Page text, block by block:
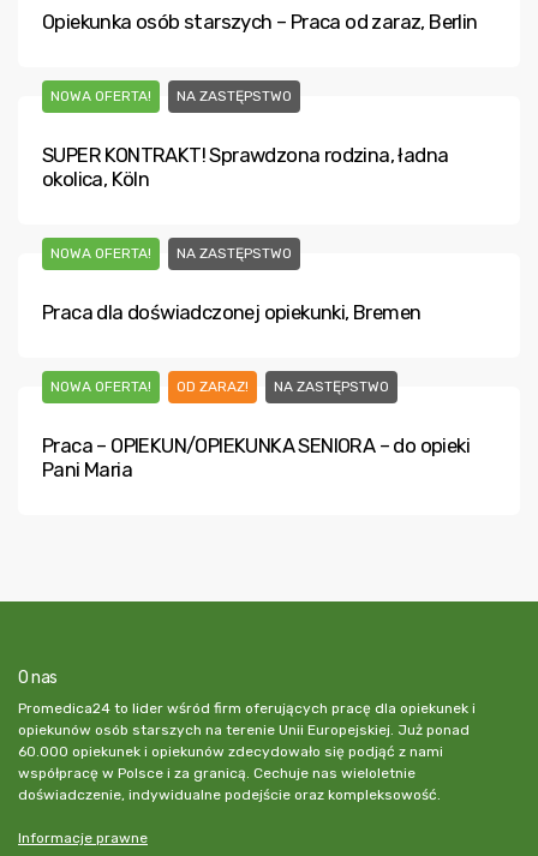
Opiekunka osób starszych – Praca od zaraz, Berlin
NOWA OFERTA! NA ZASTĘPSTWO
SUPER KONTRAKT! Sprawdzona rodzina, ładna
okolica, Köln
NOWA OFERTA! NA ZASTĘPSTWO
Praca dla doświadczonej opiekunki, Bremen
NOWA OFERTA! OD ZARAZ! NA ZASTĘPSTWO
Praca – OPIEKUN/OPIEKUNKA SENIORA – do opieki
Pani Maria
O nas
Promedica24 to lider wśród firm oferujących pracę dla opiekunek i
opiekunów osób starszych na terenie Unii Europejskiej. Już ponad
60.000 opiekunek i opiekunów zdecydowało się podjąć z nami
współpracę w Polsce i za granicą. Cechuje nas wieloletnie
doświadczenie, indywidualne podejście oraz kompleksowość.
Informacje prawne